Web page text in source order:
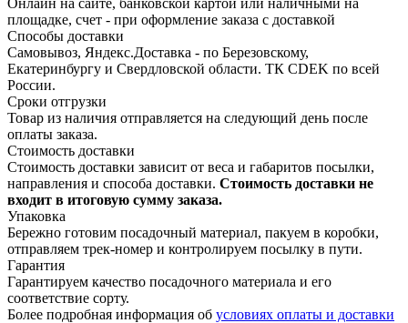
площадке, счет - при оформление заказа с доставкой
Способы доставки
Самовывоз, Яндекс.Доставка - по Березовскому,
Екатеринбургу и Свердловской области. ТК CDEK по всей
России.
Сроки отгрузки
Товар из наличия отправляется на следующий день после
оплаты заказа.
Стоимость доставки
Стоимость доставки зависит от веса и габаритов посылки,
направления и способа доставки. Стоимость доставки не
входит в итоговую сумму заказа.
Упаковка
Бережно готовим посадочный материал, пакуем в коробки,
отправляем трек-номер и контролируем посылку в пути.
Гарантия
Гарантируем качество посадочного материала и его
соответствие сорту.
Более подробная информация об условиях оплаты и доставки